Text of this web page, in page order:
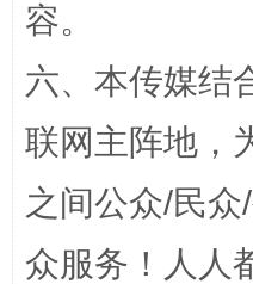
“蜀中异人”王建安的
容。
六、本传媒结
联网主阵地，
之间公众/民
众服务！人人